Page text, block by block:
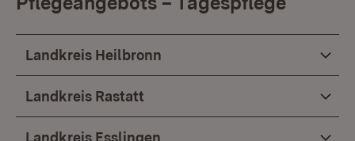
Landkreis Heilbronn
Landkreis Rastatt
Landkreis Esslingen